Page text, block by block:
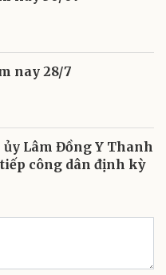
nay 28/7
Lâm Đồng Y Thanh
công dân định kỳ